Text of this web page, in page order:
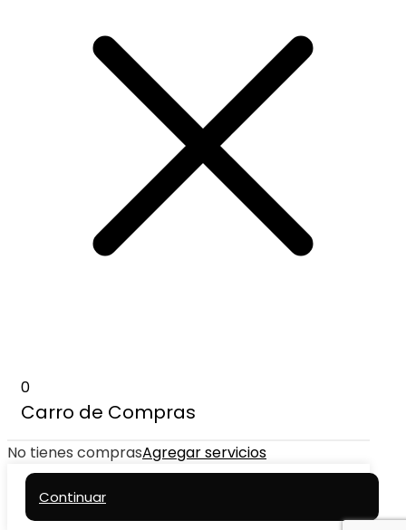
0
Carro de Compras
No tienes comprasAgregar servicios
Continuar